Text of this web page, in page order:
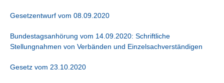
Gesetzentwurf vom 08.09.2020
Bundestagsanhörung vom 14.09.2020: Schriftliche
Stellungnahmen von Verbänden und Einzelsachverständigen
Gesetz vom 23.10.2020